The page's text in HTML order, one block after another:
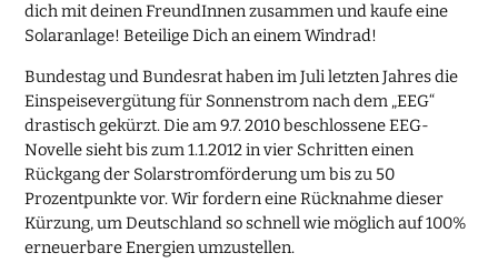
dich mit deinen FreundInnen zusammen und kaufe eine
Solaranlage! Beteilige Dich an einem Windrad!
Bundestag und Bundesrat haben im Juli letzten Jahres die
Einspeisevergütung für Sonnenstrom nach dem „EEG“
drastisch gekürzt. Die am 9.7. 2010 beschlossene EEG-
Novelle sieht bis zum 1.1.2012 in vier Schritten einen
Rückgang der Solarstromförderung um bis zu 50
Prozentpunkte vor. Wir fordern eine Rücknahme dieser
Kürzung, um Deutschland so schnell wie möglich auf 100%
erneuerbare Energien umzustellen.